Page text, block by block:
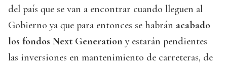
del país que se van a encontrar cuando lleguen al
Gobierno ya que para entonces se habrán acabado
los fondos Next Generation y estarán pendientes
las inversiones en mantenimiento de carreteras, de